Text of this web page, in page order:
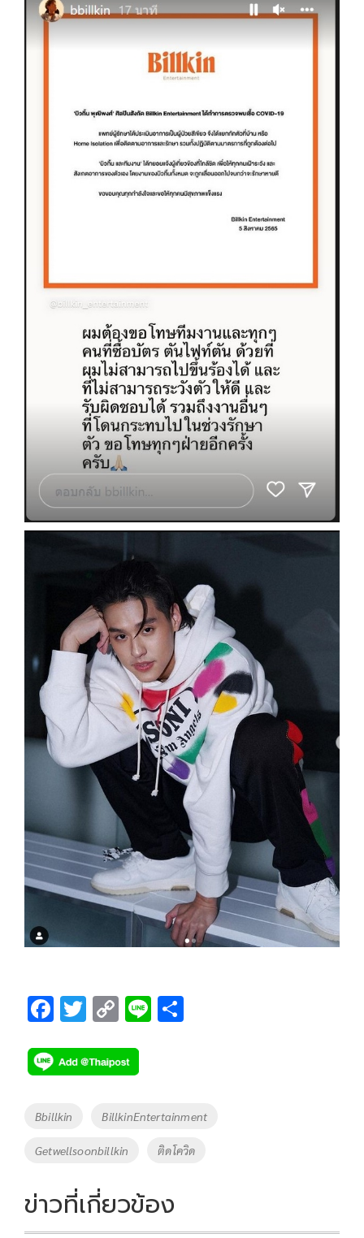
F
e
b
o
o
k
T
tt
er
C
p
y
Li
n
k
Li
Tags
Bbillkin BillkinEntertainment
Getwellsoonbillkin ติดโควิด
ข่าวที่เกี่ยวข้อง